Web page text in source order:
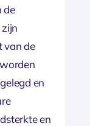
de
van de
en
en